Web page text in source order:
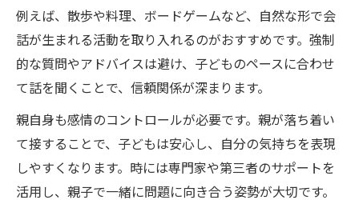
例えば、散歩や料理、ボードゲームなど、自然な形で会
話が生まれる活動を取り入れるのがおすすめです。強制
的な質問やアドバイスは避け、子どものペースに合わせ
て話を聞くことで、信頼関係が深まります。
親自身も感情のコントロールが必要です。親が落ち着い
て接することで、子どもは安心し、自分の気持ちを表現
しやすくなります。時には専門家や第三者のサポートを
活用し、親子で一緒に問題に向き合う姿勢が大切です。